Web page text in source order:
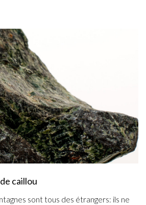
caillou
sont tous des étrangers: ils ne